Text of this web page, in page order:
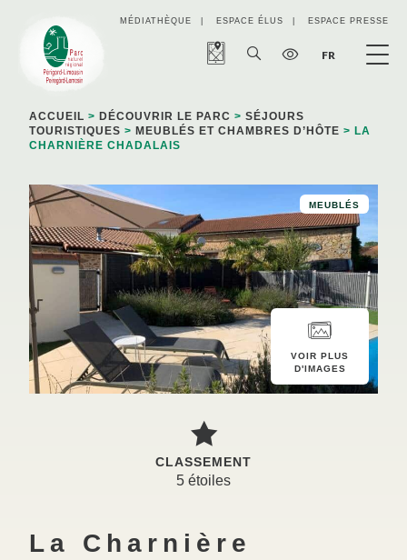
MÉDIATHÈQUE ESPACE ÉLUS ESPACE PRESSE
FR
ACCUEIL > DÉCOUVRIR LE PARC > SÉJOURS
TOURISTIQUES > MEUBLÉS ET CHAMBRES D’HÔTE > LA
CHARNIÈRE CHADALAIS
MEUBLÉS
VOIR PLUS
D'IMAGES
CLASSEMENT
5 étoiles
La Charnière